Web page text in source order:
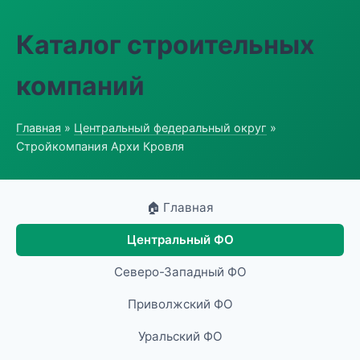
Каталог строительных
компаний
Главная » Центральный федеральный округ »
Стройкомпания Архи Кровля
🏠 Главная
Центральный ФО
Северо-Западный ФО
Приволжский ФО
Уральский ФО